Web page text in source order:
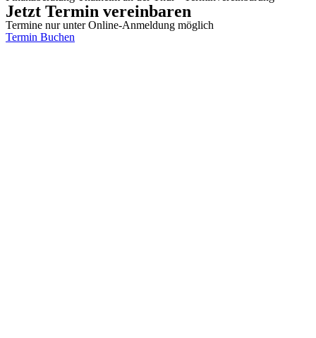
Jetzt Termin vereinbaren
Termine nur unter Online-Anmeldung möglich
Termin Buchen